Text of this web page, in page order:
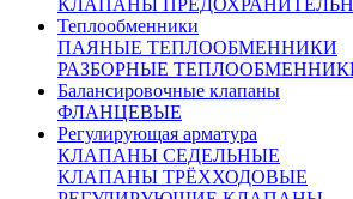
Теплообменники
ПАЯНЫЕ ТЕПЛООБМЕННИКИ
РАЗБОРНЫЕ
Балансировочные клапаны
ФЛАНЦЕВЫЕ
Регулирующая арматура
КЛАПАНЫ СЕДЕЛЬНЫЕ
КЛАПАНЫ ТРЁХХОДОВЫЕ
От 138 802 руб.
(цена с НДС)
Запросить счёт Купить в 1 клик